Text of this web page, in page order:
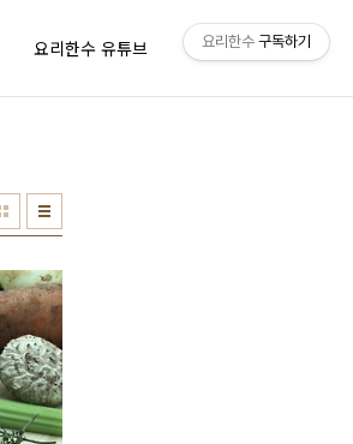
요리한수 유튜브 방명록
요리한수 구독하기